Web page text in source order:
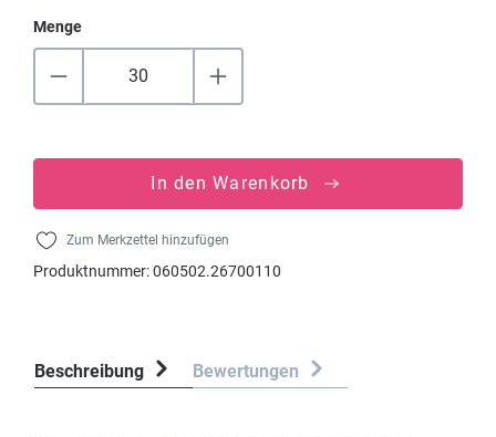
Menge
In den Warenkorb
Zum Merkzettel hinzufügen
Produktnummer:060502.26700110
Beschreibung Bewertungen